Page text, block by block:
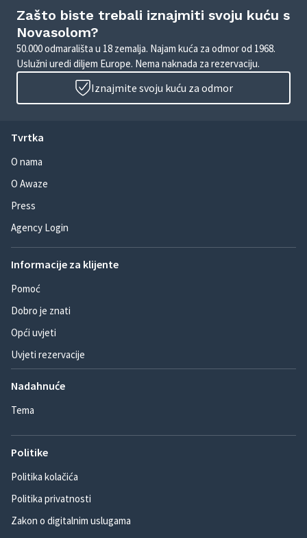
Zašto biste trebali iznajmiti svoju kuću s
Novasolom?
50.000 odmarališta u 18 zemalja. Najam kuća za odmor od 1968.
Uslužni uredi diljem Europe. Nema naknada za rezervaciju.
Iznajmite svoju kuću za odmor
Tvrtka
O nama
O Awaze
Press
Agency Login
Informacije za klijente
Pomoć
Dobro je znati
Opći uvjeti
Uvjeti rezervacije
Nadahnuće
Tema
Politike
Politika kolačića
Politika privatnosti
Zakon o digitalnim uslugama